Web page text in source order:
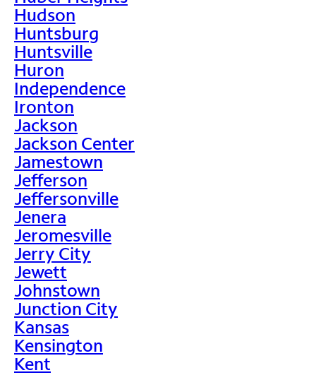
Hudson
Huntsburg
Huntsville
Huron
Independence
Ironton
Jackson
Jackson Center
Jamestown
Jefferson
Jeffersonville
Jenera
Jeromesville
Jerry City
Jewett
Johnstown
Junction City
Kansas
Kensington
Kent